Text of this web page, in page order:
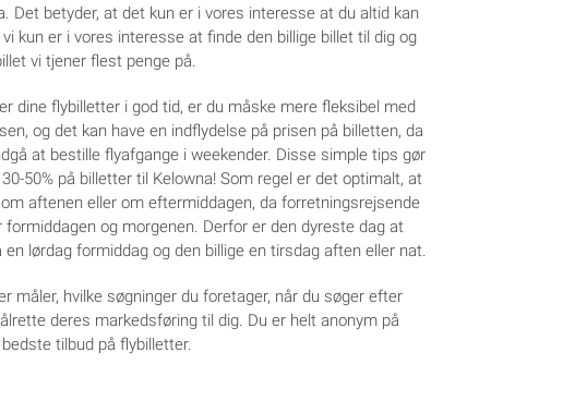
Det betyder, at det kun er i vores interesse at du altid kan
kun er i vores interesse at finde den billige billet til dig og
vi tjener flest penge på.
dine flybilletter i god tid, er du måske mere fleksibel med
og det kan have en indflydelse på prisen på billetten, da
at bestille flyafgange i weekender. Disse simple tips gør
50% på billetter til Kelowna! Som regel er det optimalt, at
aftenen eller om eftermiddagen, da forretningsrejsende
og morgenen. Derfor er den dyreste dag at
en lørdag formiddag og den billige en tirsdag aften eller nat.
måler, hvilke søgninger du foretager, når du søger efter
deres markedsføring til dig. Du er helt anonym på
tilbud på flybilletter.